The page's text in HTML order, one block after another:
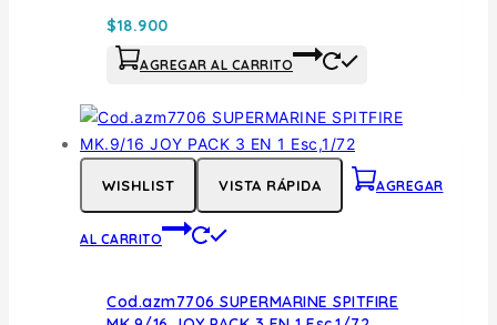
$18.900
AGREGAR AL CARRITO
WISHLIST VISTA RÁPIDA AGREGAR
AL CARRITO
Cod.azm7706 SUPERMARINE SPITFIRE